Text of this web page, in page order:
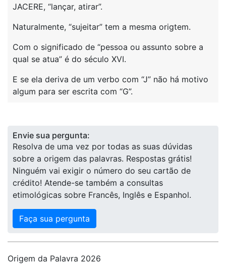
JACERE, “lançar, atirar”.
Naturalmente, “sujeitar” tem a mesma origtem.
Com o significado de “pessoa ou assunto sobre a
qual se atua” é do século XVI.
E se ela deriva de um verbo com “J” não há motivo
algum para ser escrita com “G”.
Envie sua pergunta:
Resolva de uma vez por todas as suas dúvidas
sobre a origem das palavras. Respostas grátis!
Ninguém vai exigir o número do seu cartão de
crédito! Atende-se também a consultas
etimológicas sobre Francês, Inglês e Espanhol.
Faça sua pergunta
Origem da Palavra 2026